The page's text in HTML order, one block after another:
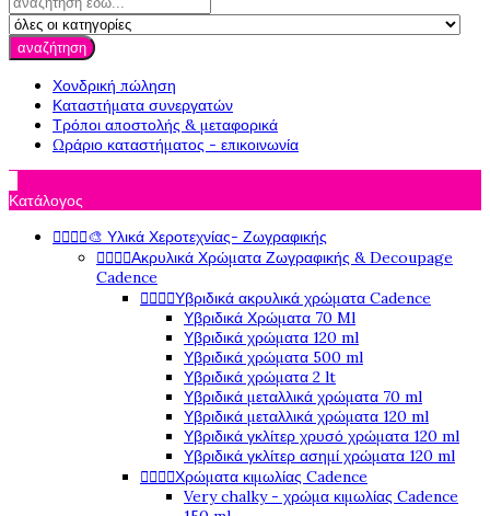
αναζήτηση
Χονδρική πώληση
Καταστήματα συνεργατών
Τρόποι αποστολής & μεταφορικά
Ωράριο καταστήματος - επικοινωνία
Κατάλογος
🎨 Υλικά Χεροτεχνίας- Ζωγραφικής
Ακρυλικά Χρώματα Ζωγραφικής & Decoupage
Cadence
Υβριδικά ακρυλικά χρώματα Cadence
Υβριδικά Χρώματα 70 Ml
Υβριδικά χρώματα 120 ml
Υβριδικά χρώματα 500 ml
Υβριδικά χρώματα 2 lt
Υβριδικά μεταλλικά χρώματα 70 ml
Υβριδικά μεταλλικά χρώματα 120 ml
Υβριδικά γκλίτερ χρυσό χρώματα 120 ml
Υβριδικά γκλίτερ ασημί χρώματα 120 ml
Χρώματα κιμωλίας Cadence
Very chalky - χρώμα κιμωλίας Cadence